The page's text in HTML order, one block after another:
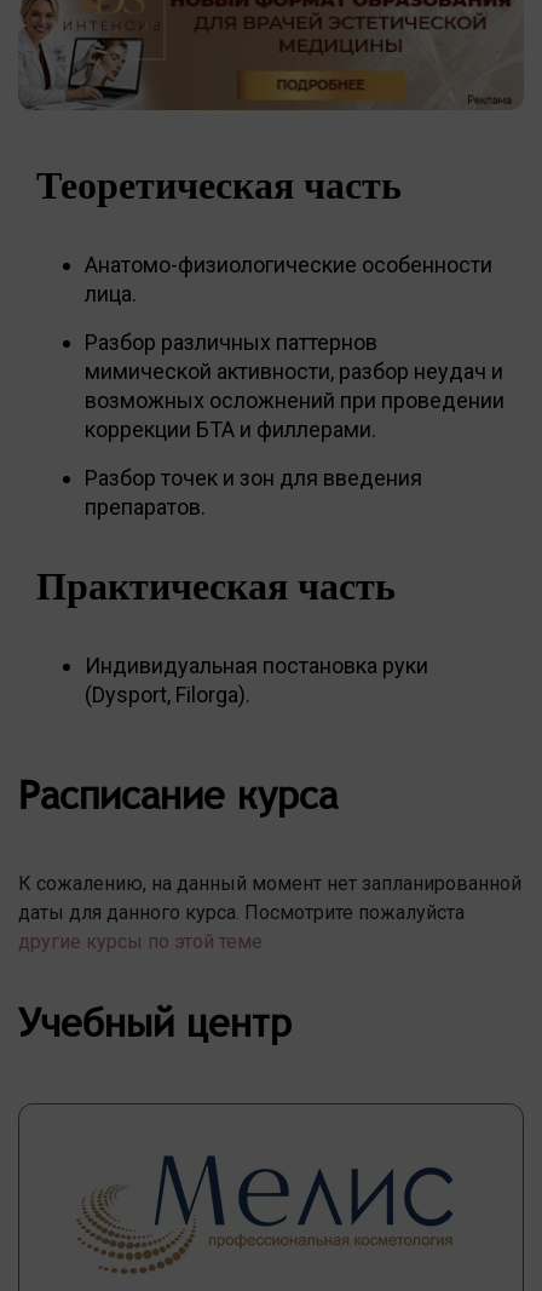
Теоретическая часть
Анатомо-физиологические особенности
лица.
Разбор различных паттернов
мимической активности, разбор неудач и
возможных осложнений при проведении
коррекции БТА и филлерами.
Разбор точек и зон для введения
препаратов.
Практическая часть
Индивидуальная постановка руки
(Dysport, Filorga).
Расписание курса
К сожалению, на данный момент нет запланированной
даты для данного курса. Посмотрите пожалуйста
другие курсы по этой теме
Учебный центр